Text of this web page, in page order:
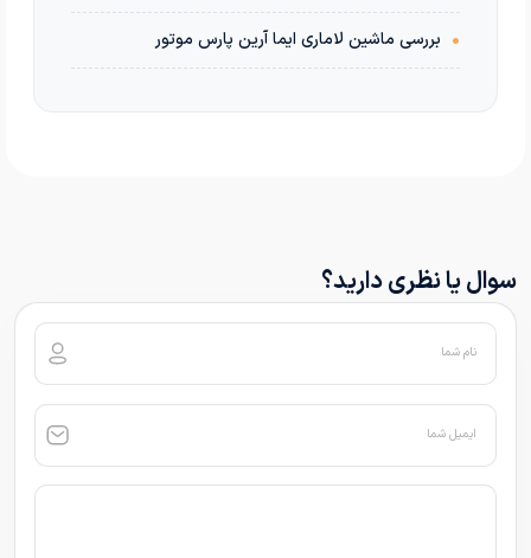
• بررسی ماشین لاماری ایما آرین پارس موتور
سوال یا نظری دارید؟
نام شما
ایمیل شما